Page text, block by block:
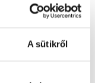
A sütikről
226612